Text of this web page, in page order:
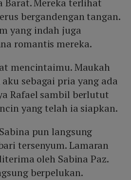
Barat. Mereka terlihat
bergandengan tangan.
yang indah juga
romantis mereka.
mencintaimu. Maukah
sebagai pria yang ada
Rafael sambil berlutut
yang telah ia siapkan.
pun langsung
tersenyum. Lamaran
oleh Sabina Paz.
berpelukan.